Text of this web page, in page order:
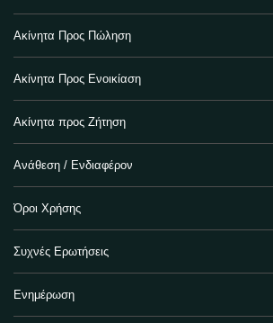
Ακίνητα Προς Πώληση
Ακίνητα Προς Ενοικίαση
Ακίνητα προς Ζήτηση
Ανάθεση / Ενδιαφέρον
Όροι Χρήσης
Συχνές Ερωτήσεις
Ενημέρωση